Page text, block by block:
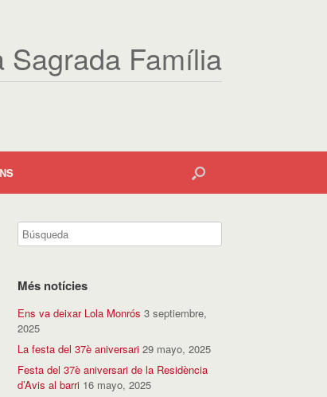
Sagrada Família
Més notícies
Ens va deixar Lola Monrós 3 septiembre,
2025
La festa del 37è aniversari 29 mayo, 2025
Festa del 37è aniversari de la Residència
d’Avis al barri 16 mayo, 2025